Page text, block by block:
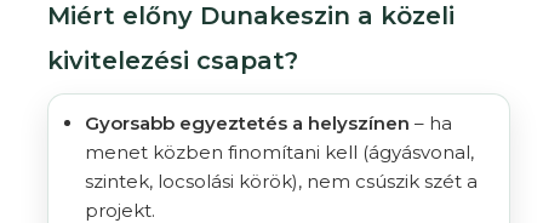
Miért előny Dunakeszin a közeli
kivitelezési csapat?
Gyorsabb egyeztetés a helyszínen – ha
menet közben finomítani kell (ágyásvonal,
szintek, locsolási körök), nem csúszik szét a
projekt.